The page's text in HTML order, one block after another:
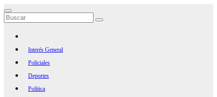
Saltar
al
contenido
Interés General
Policiales
Deportes
Política